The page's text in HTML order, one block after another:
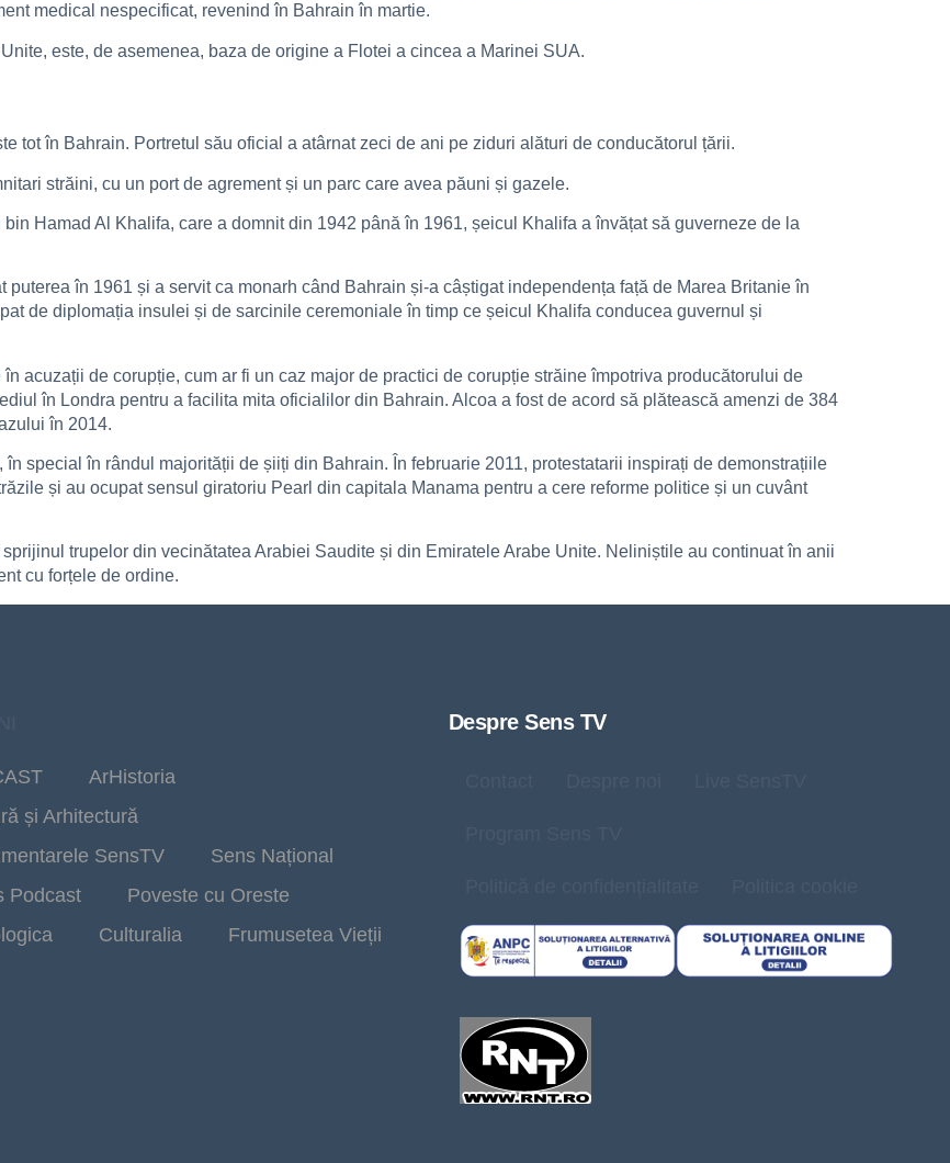
medical nespecificat, revenind în Bahrain în martie.
este, de asemenea, baza de origine a Flotei a cincea a Marinei SUA.
tot în Bahrain. Portretul său oficial a atârnat zeci de ani pe ziduri alături de conducătorul țării.
străini, cu un port de agrement și un parc care avea păuni și gazele.
Hamad Al Khalifa, care a domnit din 1942 până în 1961, șeicul Khalifa a învățat să guverneze de la
în 1961 și a servit ca monarh când Bahrain și-a câștigat independența față de Marea Britanie în
de diplomația insulei și de sarcinile ceremoniale în timp ce șeicul Khalifa conducea guvernul și
acuzații de corupție, cum ar fi un caz major de practici de corupție străine împotriva producătorului de
în Londra pentru a facilita mita oficialilor din Bahrain. Alcoa a fost de acord să plătească amenzi de 384
în 2014.
special în rândul majorității de șiiți din Bahrain. În februarie 2011, protestatarii inspirați de demonstrațiile
și au ocupat sensul giratoriu Pearl din capitala Manama pentru a cere reforme politice și un cuvânt
trupelor din vecinătatea Arabiei Saudite și din Emiratele Arabe Unite. Neliniștile au continuat în anii
cu forțele de ordine.
ArHistoria
și Arhitectură
SensTV
Sens Național
Podcast
Poveste cu Oreste
Culturalia Frumusetea Vieții
Despre Sens TV